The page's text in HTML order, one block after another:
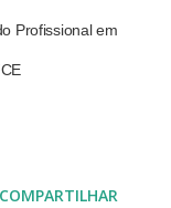
Profissional em
COMPARTILHAR